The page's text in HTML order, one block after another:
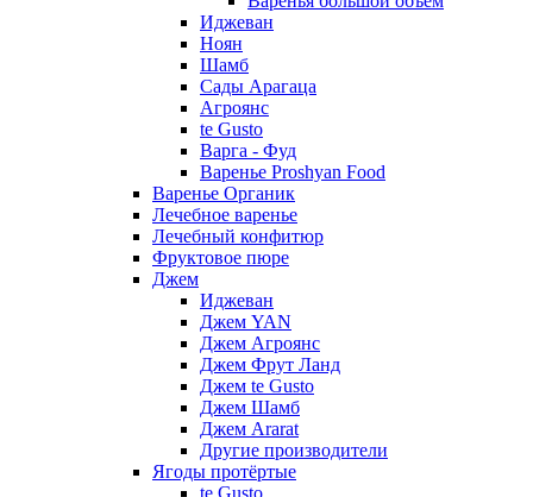
Иджеван
Ноян
Шамб
Сады Арагаца
Агроянс
te Gusto
Варга - Фуд
Варенье Proshyan Food
Варенье Органик
Лечебное варенье
Лечебный конфитюр
Фруктовое пюре
Джем
Иджеван
Джем YAN
Джем Агроянс
Джем Фрут Ланд
Джем te Gusto
Джем Шамб
Джем Ararat
Другие производители
Ягоды протёртые
te Gusto